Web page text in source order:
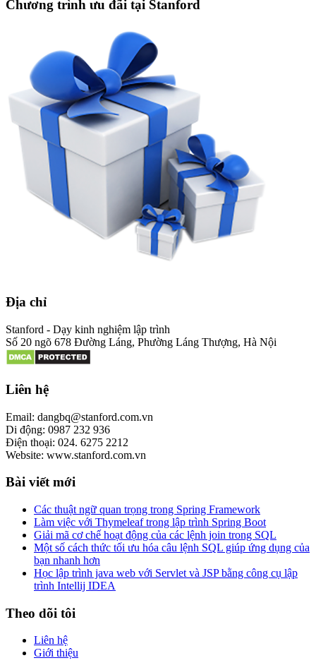
Chương trình ưu đãi tại Stanford
Địa chỉ
Stanford - Dạy kinh nghiệm lập trình
Số 20 ngõ 678 Đường Láng, Phường Láng Thượng, Hà Nội
Liên hệ
Email: dangbq@stanford.com.vn
Di động: 0987 232 936
Điện thoại: 024. 6275 2212
Website: www.stanford.com.vn
Bài viết mới
Các thuật ngữ quan trọng trong Spring Framework
Làm việc với Thymeleaf trong lập trình Spring Boot
Giải mã cơ chế hoạt động của các lệnh join trong SQL
Một số cách thức tối ưu hóa câu lệnh SQL giúp ứng dụng của
bạn nhanh hơn
Học lập trình java web với Servlet và JSP bằng công cụ lập
trình Intellij IDEA
Theo dõi tôi
Liên hệ
Giới thiệu